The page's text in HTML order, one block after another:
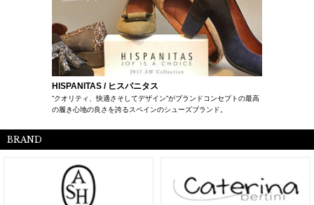
HISPANITAS / ヒスパニタス
”クオリティ、快適さそしてデザイン”がブランドコンセプトの最高
の履き心地の良さを誇るスペインのシューズブランド。
BRAND